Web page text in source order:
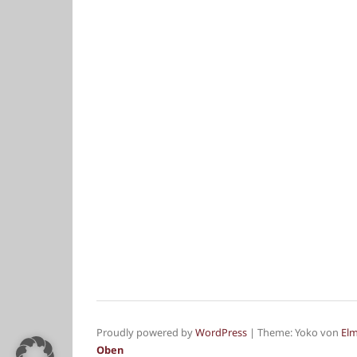
Proudly powered byWordPress | Theme: Yoko von
Oben